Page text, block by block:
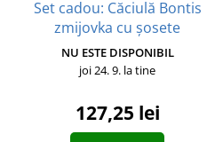
Set cadou: Căciulă Bontis
zmijovka cu șosete
NU ESTE DISPONIBIL
joi 24. 9. la tine
127,25 lei